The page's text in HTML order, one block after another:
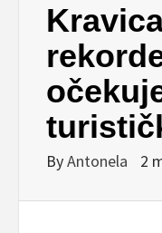
ByAntonela 2